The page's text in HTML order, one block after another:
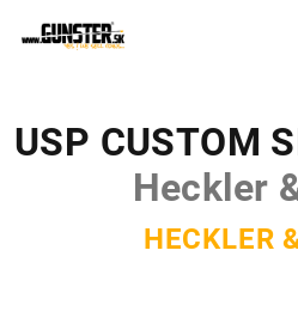
USP CUSTOM
Heckler
HECKLER